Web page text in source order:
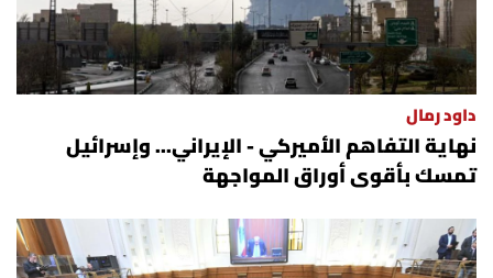
داود رمال
نهاية التفاهم الأميركي - الإيراني... وإسرائيل
تمسك بأقوى أوراق المواجهة